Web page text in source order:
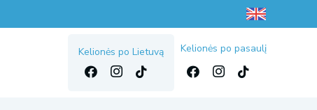
Kelionės po Lietuvą Kelionės po pasaulį